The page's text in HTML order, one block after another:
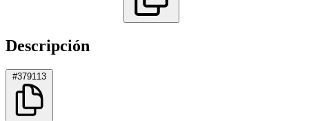
Descripción
#379113